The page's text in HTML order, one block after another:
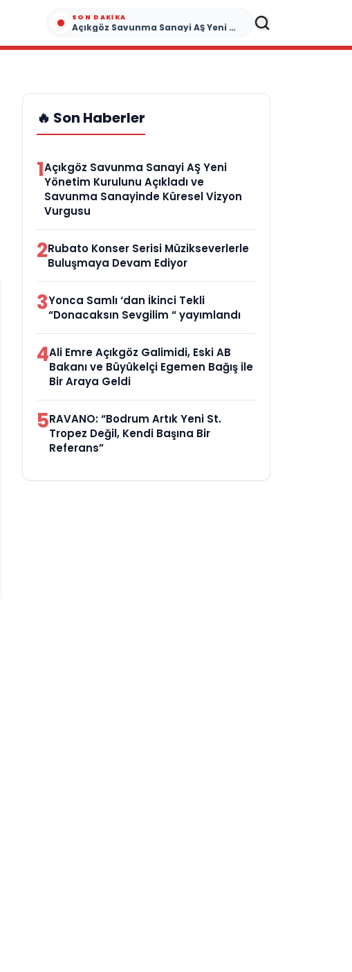
SON DAKIKA
Açıkgöz Savunma Sanayi AŞ Yeni Yönetim Kurulunu Açıkladı ve Savunma Sanayinde Küresel Vizyon Vurgusu
🔥 Son Haberler
1Açıkgöz Savunma Sanayi AŞ Yeni
Yönetim Kurulunu Açıkladı ve
Savunma Sanayinde Küresel Vizyon
Vurgusu
2Rubato Konser Serisi Müzikseverlerle
Buluşmaya Devam Ediyor
3Yonca Samlı ‘dan İkinci Tekli
“Donacaksın Sevgilim “ yayımlandı
4Ali Emre Açıkgöz Galimidi, Eski AB
Bakanı ve Büyükelçi Egemen Bağış ile
Bir Araya Geldi
5RAVANO: “Bodrum Artık Yeni St.
Tropez Değil, Kendi Başına Bir
Referans”